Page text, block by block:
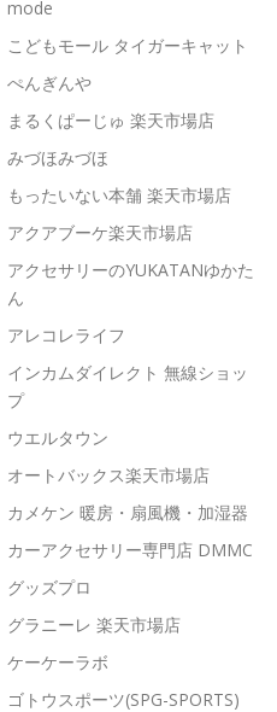
mode
こどもモール タイガーキャット
ぺんぎんや
まるくぱーじゅ 楽天市場店
みづほみづほ
もったいない本舗 楽天市場店
アクアブーケ楽天市場店
アクセサリーのYUKATANゆかた
ん
アレコレライフ
インカムダイレクト 無線ショッ
プ
ウエルタウン
オートバックス楽天市場店
カメケン 暖房・扇風機・加湿器
カーアクセサリー専門店 DMMC
グッズプロ
グラニーレ 楽天市場店
ケーケーラボ
ゴトウスポーツ(SPG-SPORTS)